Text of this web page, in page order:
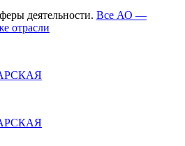
деятельности. Все АО —
отрасли